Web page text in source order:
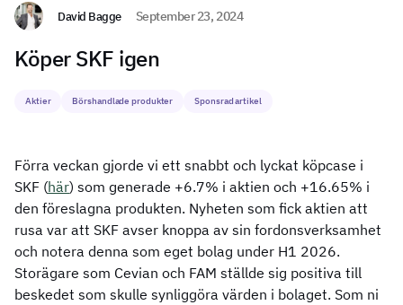
David Bagge September 23, 2024
Köper SKF igen
Aktier Börshandlade produkter Sponsrad artikel
Förra veckan gjorde vi ett snabbt och lyckat köpcase i
SKF (här) som generade +6.7% i aktien och +16.65% i
den föreslagna produkten. Nyheten som fick aktien att
rusa var att SKF avser knoppa av sin fordonsverksamhet
och notera denna som eget bolag under H1 2026.
Storägare som Cevian och FAM ställde sig positiva till
beskedet som skulle synliggöra värden i bolaget. Som ni